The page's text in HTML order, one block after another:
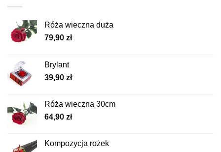
Róża wieczna duża
79,90 zł
Brylant
39,90 zł
Róża wieczna 30cm
64,90 zł
Kompozycja rożek